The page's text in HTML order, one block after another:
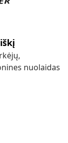
nuolaidas